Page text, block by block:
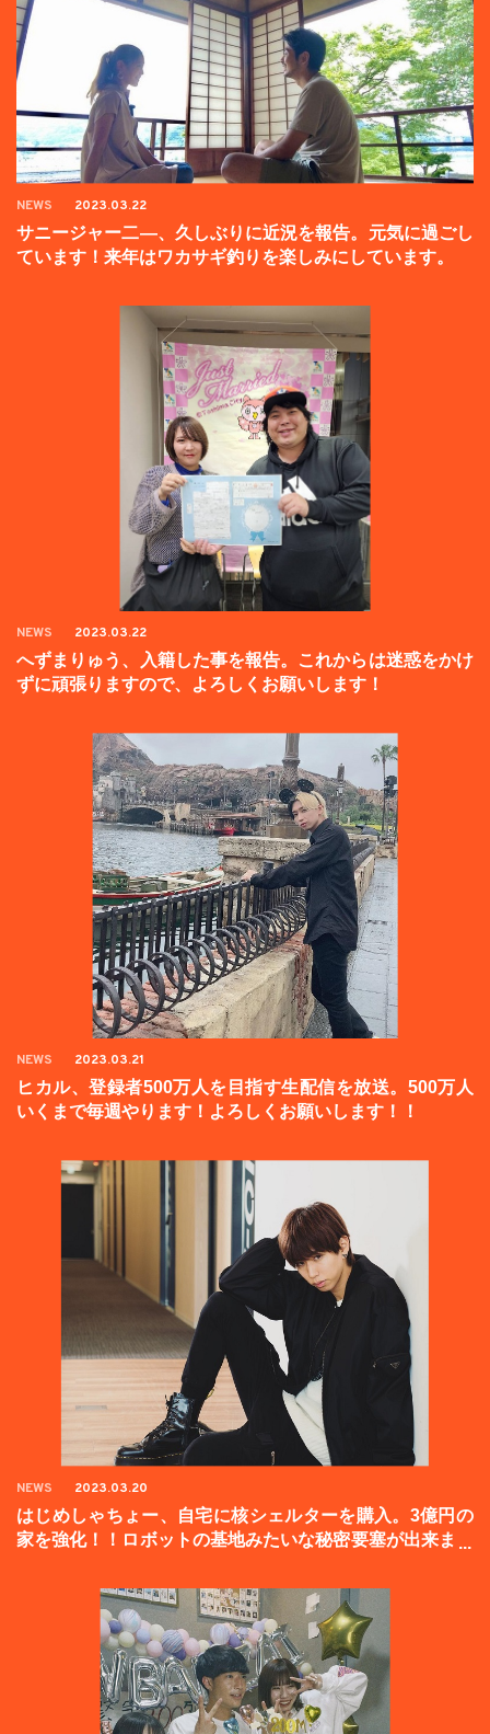
NEWS 2023.03.22
サニージャー二―、久しぶりに近況を報告。元気に過ごし
ています！来年はワカサギ釣りを楽しみにしています。
NEWS 2023.03.22
へずまりゅう、入籍した事を報告。これからは迷惑をかけ
ずに頑張りますので、よろしくお願いします！
NEWS 2023.03.21
ヒカル、登録者500万人を目指す生配信を放送。500万人
いくまで毎週やります！よろしくお願いします！！
NEWS 2023.03.20
はじめしゃちょー、自宅に核シェルターを購入。3億円の
家を強化！！ロボットの基地みたいな秘密要塞が出来まし